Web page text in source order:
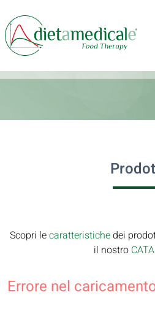
Scopri lecaratteristichedei
il nostro
Errore nel